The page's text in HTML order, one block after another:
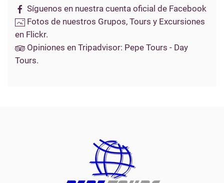
Síguenos en nuestra cuenta oficial de Facebook
Fotos de nuestros Grupos, Tours y Excursiones
en Flickr.
Opiniones en Tripadvisor: Pepe Tours - Day
Tours.